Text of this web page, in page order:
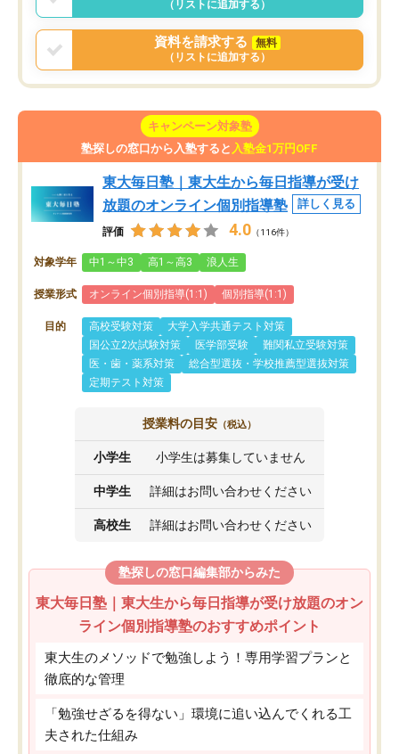
（リストに追加する）
資料を請求する
無料
（リストに追加する）
キャンペーン対象塾
塾探しの窓口から入塾すると 入塾金1万円OFF
東大毎日塾｜東大生から毎日指導が受け
放題のオンライン個別指導塾
詳しく見る
評価 4.0 （116件）
対象学年 中1～中3 高1～高3 浪人生
授業形式 オンライン個別指導(1:1) 個別指導(1:1)
目的 高校受験対策
大学入学共通テスト対策
国公立2次試験対策
医学部受験
難関私立受験対策
医・歯・薬系対策
総合型選抜・学校推薦型選抜対策
定期テスト対策
授業料の目安 （税込）
小学生 小学生は募集していません
中学生 詳細はお問い合わせください
高校生 詳細はお問い合わせください
塾探しの窓口編集部からみた
東大毎日塾｜東大生から毎日指導が受け放題のオン
ライン個別指導塾のおすすめポイント
東大生のメソッドで勉強しよう！専用学習プランと
徹底的な管理
「勉強せざるを得ない」環境に追い込んでくれる工
夫された仕組み